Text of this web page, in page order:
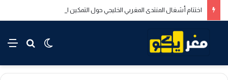
for
Switch skin